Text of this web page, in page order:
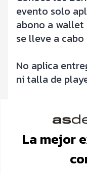
evento solo
abono a wallet
se lleve a
No aplica
ni talla de
La mejor